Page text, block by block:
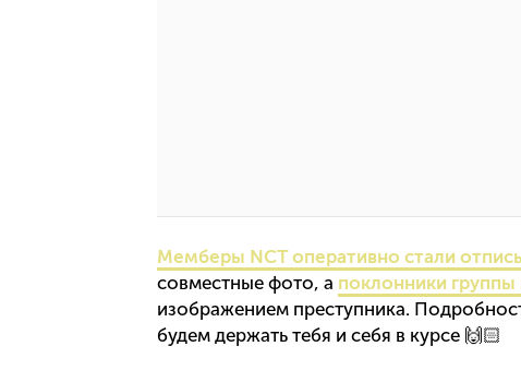
Мемберы NCT оперативно стали
совместные фото, а поклонники
изображением преступника.
будем держать тебя и себя в курсе 🙌🏻